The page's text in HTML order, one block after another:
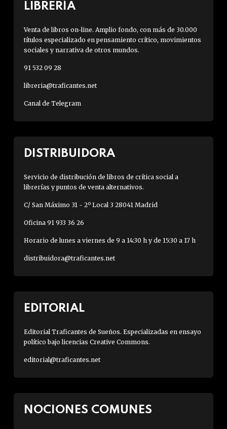
LIBRERÍA
Venta de libros on-line. Amplio fondo, con más de 30.000
títulos especializado en pensamiento crítico, movimientos
sociales y narrativa de otros mundos.
91 532 09 28
libreria@traficantes.net
Canal de Telegram
DISTRIBUIDORA
Servicio de distribución de libros de crítica social a
librerías y puntos de venta alternativos.
C/ San Máximo 31 - 2º Local 3 28041 Madrid
Oficina 91 933 36 26
Horario de lunes a viernes de 9 a 14:30 h y de 15:30 a 17 h
distribuidora@traficantes.net
EDITORIAL
Editorial Traficantes de Sueños. Especializadas en ensayo
político bajo licencias Creative Commons.
editorial@traficantes.net
NOCIONES COMUNES